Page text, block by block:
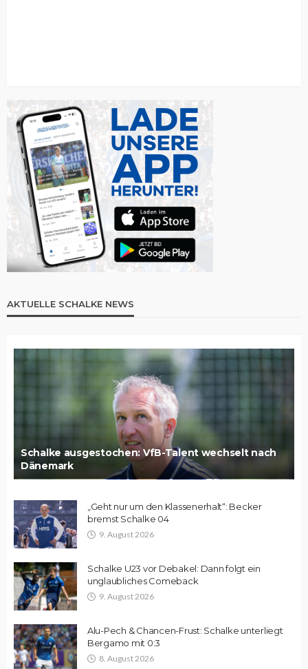
AKTUELLE SCHALKE NEWS
Schalke ausgestochen: VfB-Talent wechselt nach
Dänemark
„Geht nur um den Klassenerhalt“: Becker
bremst Schalke 04
9. August 2026
Schalke U23 vor Debakel: Dann folgt ein
unglaubliches Comeback
9. August 2026
Alu-Pech & Chancen-Frust: Schalke unterliegt
Bergamo mit 0:3
8. August 2026